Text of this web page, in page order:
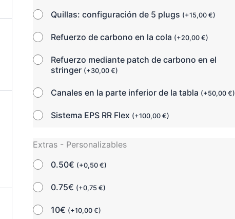
Quillas: configuración de 5 plugs (+15,00€)
Refuerzo de carbono en la cola (+20,00€)
Refuerzo mediante patch de carbono en el
stringer (+30,00€)
Canales en la parte inferior de la tabla (+50,00€)
Sistema EPS RR Flex (+100,00€)
Extras - Personalizables
0.50€ (+0,50€)
0.75€ (+0,75€)
10€ (+10,00€)